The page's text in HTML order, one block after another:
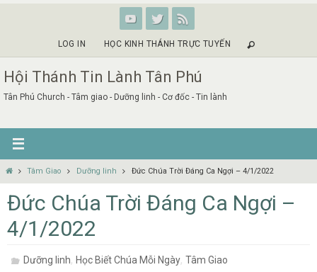
LOG IN HỌC KINH THÁNH TRỰC TUYẾN
Hội Thánh Tin Lành Tân Phú
Tân Phú Church - Tâm giao - Dưỡng linh - Cơ đốc - Tin lành
HomeTâm Giao Dưỡng linh Đức Chúa Trời Đáng Ca Ngợi – 4/1/2022
Đức Chúa Trời Đáng Ca Ngợi –
4/1/2022
Dưỡng linh,Học Biết Chúa Mỗi Ngày,Tâm Giao